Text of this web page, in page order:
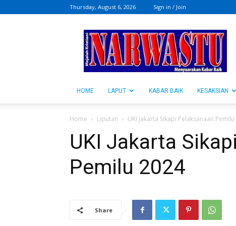
Thursday, August 6, 2026 Sign in / Join
NARWASTU.ID
HOME LAPUT KABAR BAIK KESAKSIAN
Home Liputan UKI Jakarta Sikapi Pelaksanaan
UKI Jakarta
Pemilu 2024
Share